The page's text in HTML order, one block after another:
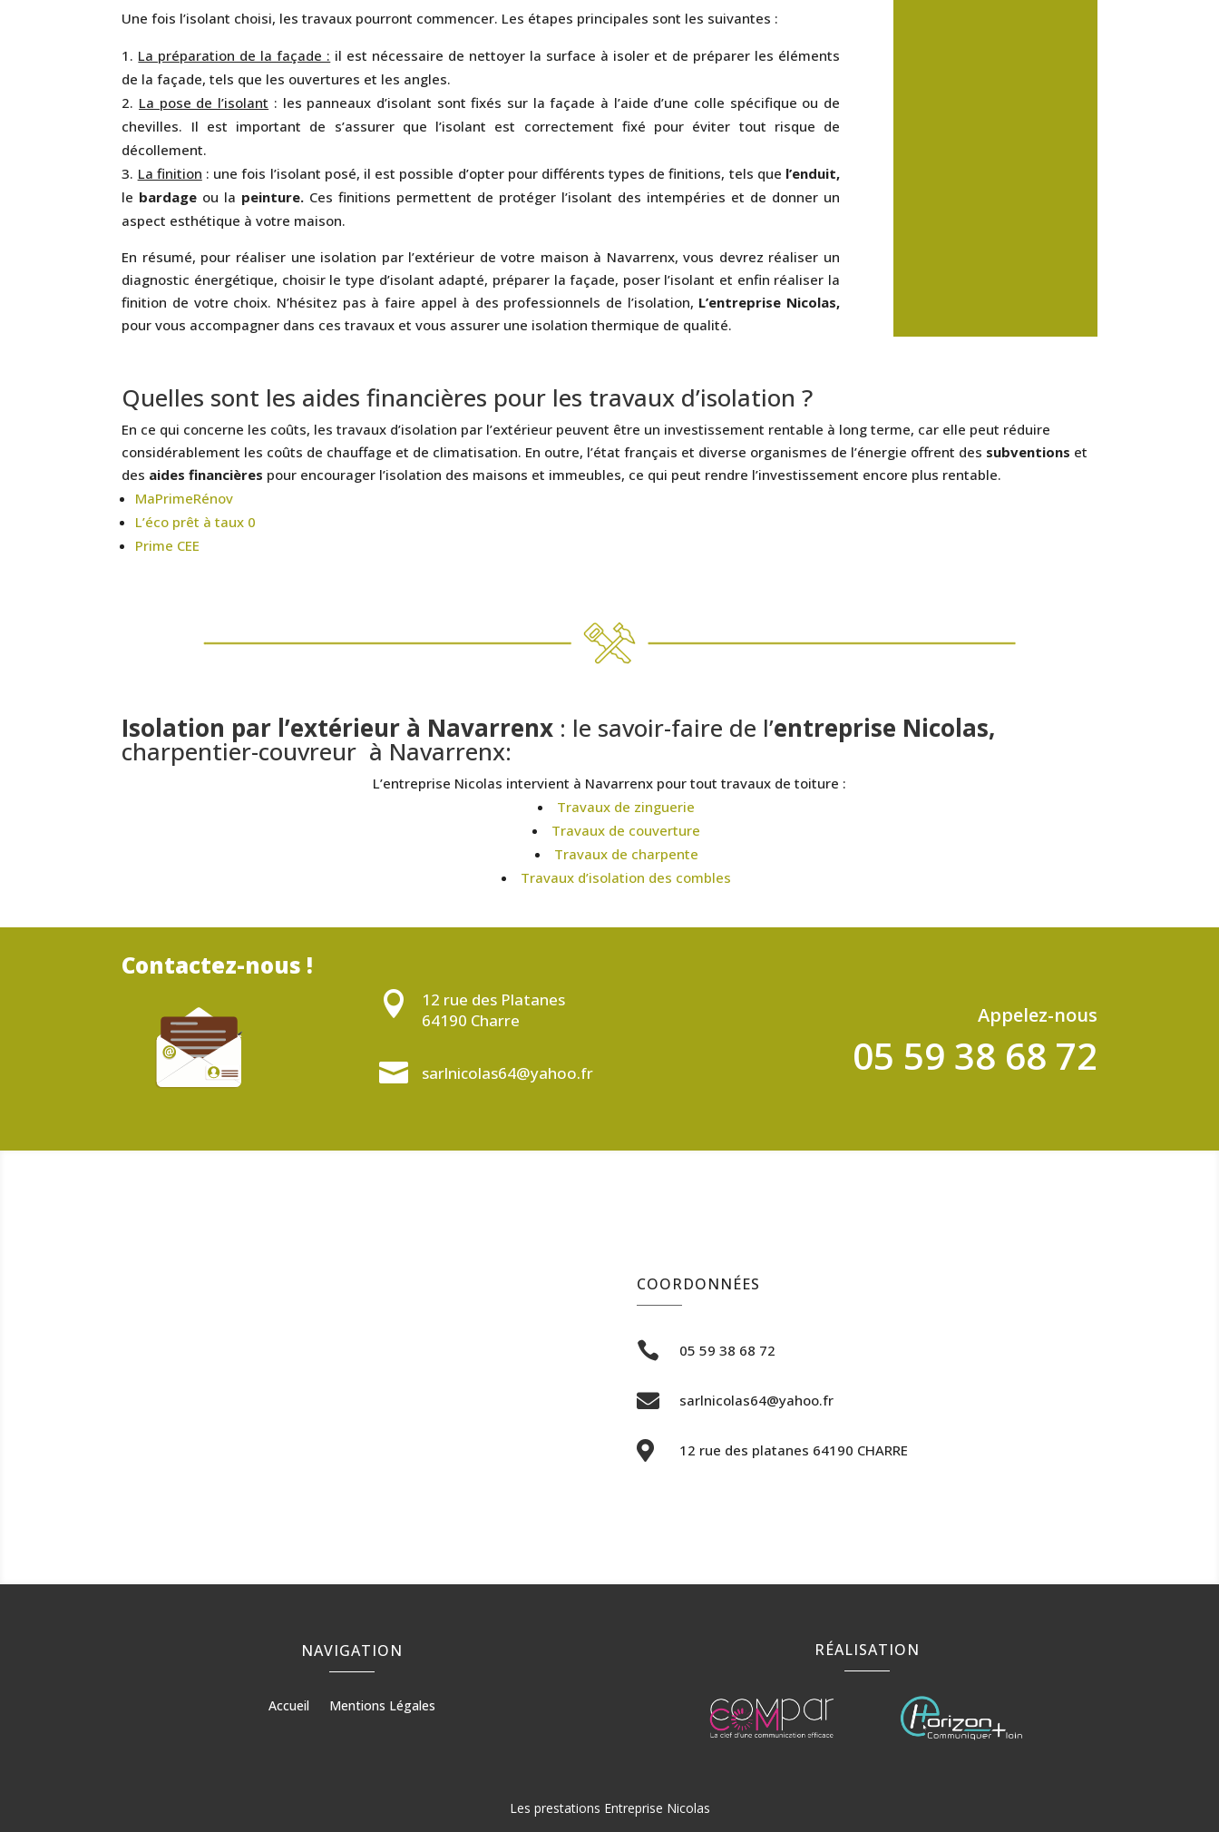
Une fois l’isolant choisi, les travaux pourront commencer. Les étapes principales sont les suivantes :
La préparation de la façade : il est nécessaire de nettoyer la surface à isoler et de préparer les éléments
de la façade, tels que les ouvertures et les angles.
La pose de l’isolant : les panneaux d’isolant sont fixés sur la façade à l’aide d’une colle spécifique ou de
chevilles. Il est important de s’assurer que l’isolant est correctement fixé pour éviter tout risque de
décollement.
La finition : une fois l’isolant posé, il est possible d’opter pour différents types de finitions, tels que l’enduit,
le bardage ou la peinture. Ces finitions permettent de protéger l’isolant des intempéries et de donner un
aspect esthétique à votre maison.
En résumé, pour réaliser une isolation par l’extérieur de votre maison à Navarrenx, vous devrez réaliser un
diagnostic énergétique, choisir le type d’isolant adapté, préparer la façade, poser l’isolant et enfin réaliser la
finition de votre choix. N’hésitez pas à faire appel à des professionnels de l’isolation, L’entreprise Nicolas,
pour vous accompagner dans ces travaux et vous assurer une isolation thermique de qualité.
Quelles sont les aides financières pour les travaux d’isolation ?
En ce qui concerne les coûts, les travaux d’isolation par l’extérieur peuvent être un investissement rentable à long terme, car elle peut réduire
considérablement les coûts de chauffage et de climatisation. En outre, l’état français et diverse organismes de l’énergie offrent des subventions et
des aides financières pour encourager l’isolation des maisons et immeubles, ce qui peut rendre l’investissement encore plus rentable.
MaPrimeRénov
L’éco prêt à taux 0
Prime CEE
Isolation par l’extérieur à Navarrenx : le savoir-faire de l’entreprise Nicolas,
charpentier-couvreur à Navarrenx:
L’entreprise Nicolas intervient à Navarrenx pour tout travaux de toiture :
Travaux de zinguerie
Travaux de couverture
Travaux de charpente
Travaux d’isolation des combles
Contactez-nous !

12 rue des Platanes
64190 Charre
 sarlnicolas64@yahoo.fr
Appelez-nous
05 59 38 68 72
COORDONNÉES
 05 59 38 68 72
 sarlnicolas64@yahoo.fr
 12 rue des platanes 64190 CHARRE
NAVIGATION
Accueil Mentions Légales
RÉALISATION
Les prestations Entreprise Nicolas